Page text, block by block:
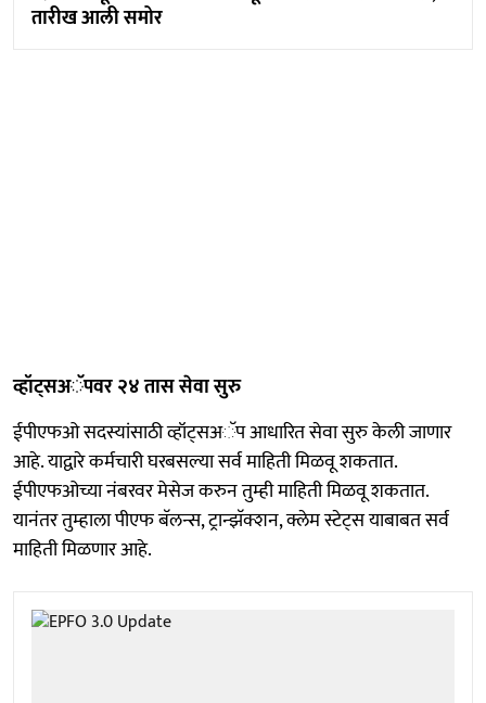
तारीख आली समोर
व्हॉट्सअॅपवर २४ तास सेवा सुरु
ईपीएफओ सदस्यांसाठी व्हॉट्सअॅप आधारित सेवा सुरु केली जाणार
आहे. याद्वारे कर्मचारी घरबसल्या सर्व माहिती मिळवू शकतात.
ईपीएफओच्या नंबरवर मेसेज करुन तुम्ही माहिती मिळवू शकतात.
यानंतर तुम्हाला पीएफ बॅलन्स, ट्रान्झॅक्शन, क्लेम स्टेट्‍स याबाबत सर्व
माहिती मिळणार आहे.